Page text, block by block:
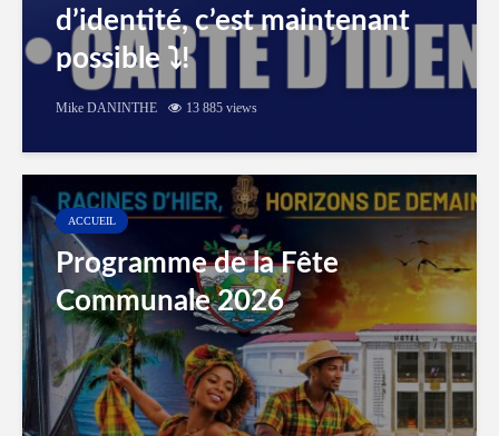
d’identité, c’est maintenant
possible ⤵️!
Mike DANINTHE 13 885 views
ACCUEIL
Programme de la Fête
Communale 2026